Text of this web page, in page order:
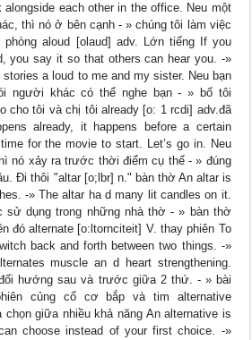
each other in the office. Neu một
thì nó ở bên cạnh - » chúng tôi làm việc
phòng aloud [olaud] adv. Lớn tiếng If you
you say it so that others can hear you. -»
stories a loud to me and my sister. Neu bạn
người khác có thể nghe bạn - » bố tôi
cho tôi và chị tôi already [o: 1 rcdi] adv.đã
already, it happens before a certain
for the movie to start. Let’s go in. Neu
nó xảy ra trước thời điểm cụ thế - » đúng
Đi thôi "altar [o;lbr] n." bàn thờ An altar is
-» The altar ha d many lit candles on it.
sử dụng trong những nhà thờ - » bàn thờ
đó alternate [o:ltornciteit] V. thay phiên To
back and forth between two things. -»
muscle an d heart strengthening.
hướng sau và trước giữa 2 thứ. - » bài
củng cổ cơ bắp và tim alternative
giữa nhiều khả năng An alternative is
choose instead of your first choice. -»